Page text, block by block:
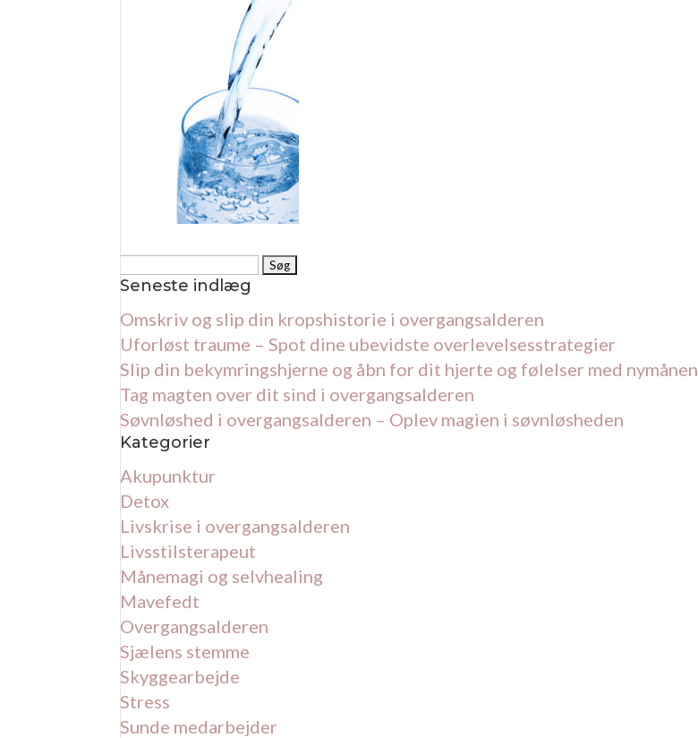
Søg
efter:
Seneste indlæg
Omskriv og slip din kropshistorie i overgangsalderen
Uforløst traume – Spot dine ubevidste overlevelsesstrategier
Slip din bekymringshjerne og åbn for dit hjerte og følelser med nymånen
Tag magten over dit sind i overgangsalderen
Søvnløshed i overgangsalderen – Oplev magien i søvnløsheden
Kategorier
Akupunktur
Detox
Livskrise i overgangsalderen
Livsstilsterapeut
Månemagi og selvhealing
Mavefedt
Overgangsalderen
Sjælens stemme
Skyggearbejde
Stress
Sunde medarbejder